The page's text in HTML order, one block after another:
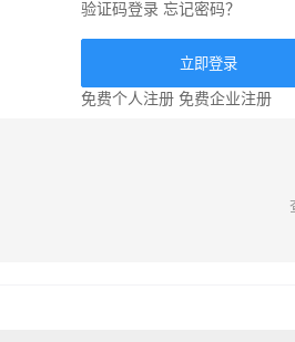
验证码登录 忘记密码？
立即登录
免费个人注册 免费企业注册